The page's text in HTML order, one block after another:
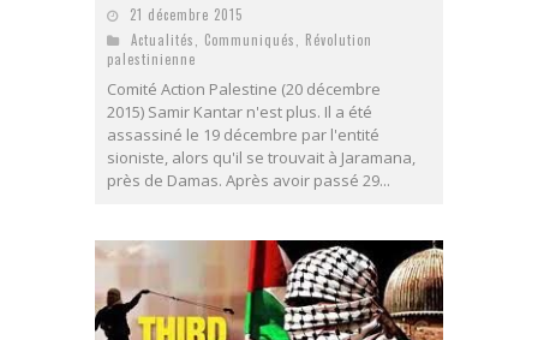
21 décembre 2015
Actualités
Communiqués
Révolution
palestinienne
Comité Action Palestine (20 décembre
2015) Samir Kantar n'est plus. Il a été
assassiné le 19 décembre par l'entité
sioniste, alors qu'il se trouvait à Jaramana,
près de Damas. Après avoir passé 29...